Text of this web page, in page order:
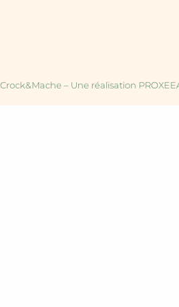
– Une réalisation